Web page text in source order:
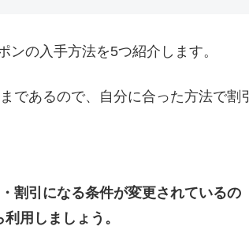
ンの入手方法を5つ紹介します。
であるので、自分に合った方法で割引
割引になる条件が変更されているの
用しましょう。